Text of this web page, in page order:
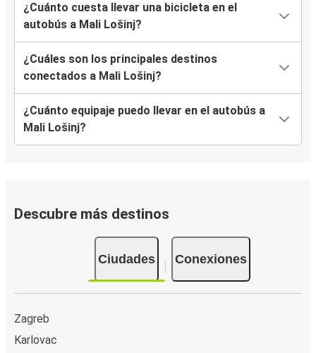
¿Cuánto cuesta llevar una bicicleta en el
autobús a Mali Lošinj?
¿Cuáles son los principales destinos
conectados a Mali Lošinj?
¿Cuánto equipaje puedo llevar en el autobús a
Mali Lošinj?
Descubre más destinos
Ciudades Conexiones
Zagreb
Karlovac